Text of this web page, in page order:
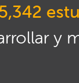
y